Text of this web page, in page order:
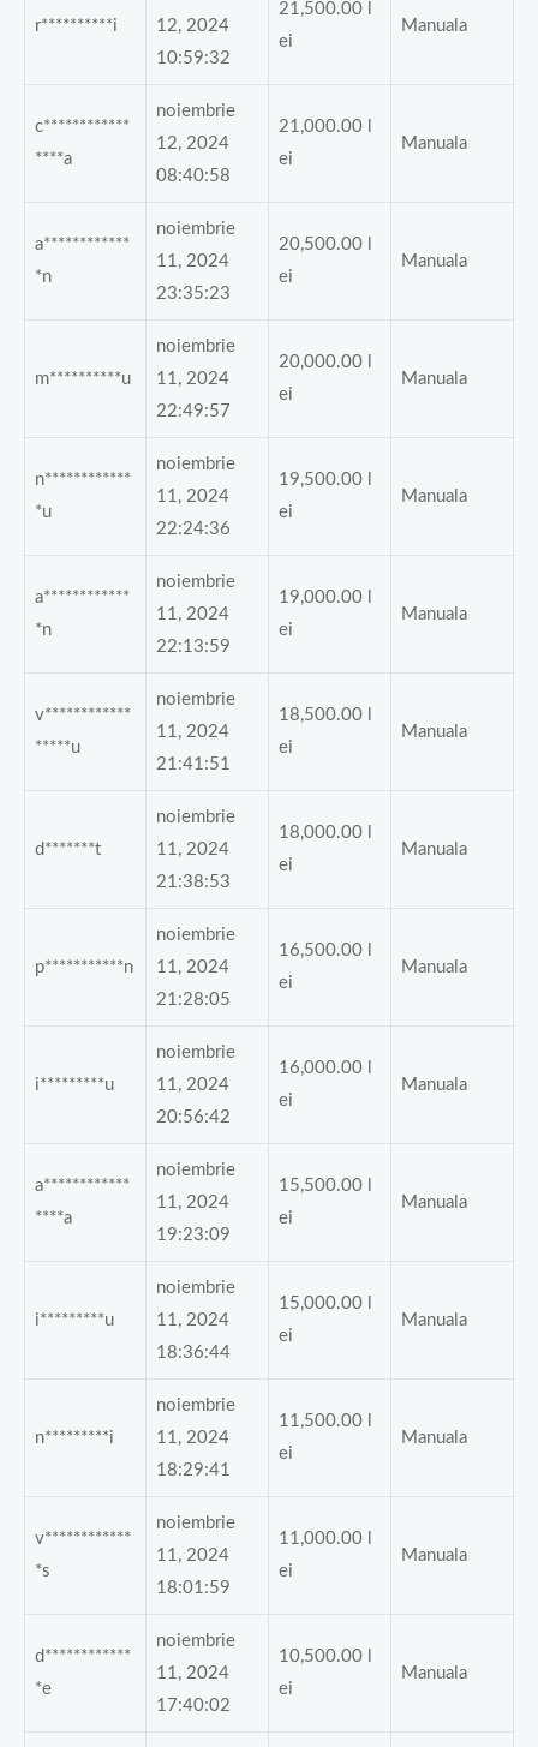
r**********i
12, 2024
10:59:32
21,500.00
ei
Manuala
c************
****a
noiembrie
12, 2024
08:40:58
21,000.00
ei
Manuala
a************
*n
noiembrie
11, 2024
23:35:23
20,500.00
ei
Manuala
m**********u
noiembrie
11, 2024
22:49:57
20,000.00
ei
Manuala
n************
*u
noiembrie
11, 2024
22:24:36
19,500.00
ei
Manuala
a************
*n
noiembrie
11, 2024
22:13:59
19,000.00
ei
Manuala
v************
*****u
noiembrie
11, 2024
21:41:51
18,500.00
ei
Manuala
d*******t
noiembrie
11, 2024
21:38:53
18,000.00
ei
Manuala
p***********n
noiembrie
11, 2024
21:28:05
16,500.00
ei
Manuala
i*********u
noiembrie
11, 2024
20:56:42
16,000.00
ei
Manuala
a************
****a
noiembrie
11, 2024
19:23:09
15,500.00
ei
Manuala
i*********u
noiembrie
11, 2024
18:36:44
15,000.00
ei
Manuala
n*********i
noiembrie
11, 2024
18:29:41
11,500.00
ei
Manuala
v************
*s
noiembrie
11, 2024
18:01:59
11,000.00
ei
Manuala
d************
*e
noiembrie
11, 2024
17:40:02
10,500.00
ei
Manuala